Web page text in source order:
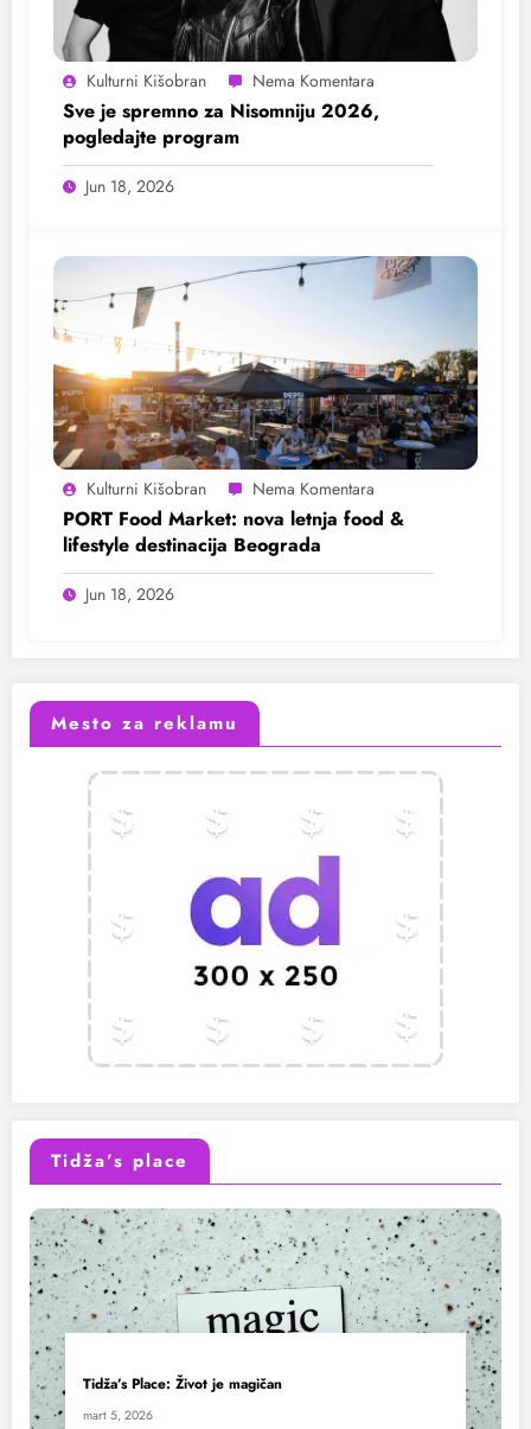
Kulturni Kišobran
Sve je spremno za Nisomniju 2026,
pogledajte program
Jun 18, 2026
Kulturni Kišobran
PORT Food Market: nova letnja food &
lifestyle destinacija Beograda
Jun 18, 2026
Mesto za reklamu
Tidža’s place
Tidža’s Place: Život je magičan
mart 5, 2026